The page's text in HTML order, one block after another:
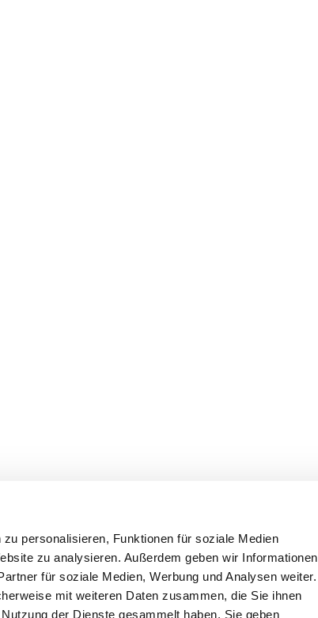
personalisieren, Funktionen für soziale Medien
zu analysieren. Außerdem geben wir Informationen
für soziale Medien, Werbung und Analysen weiter.
mit weiteren Daten zusammen, die Sie ihnen
der Dienste gesammelt haben. Sie geben